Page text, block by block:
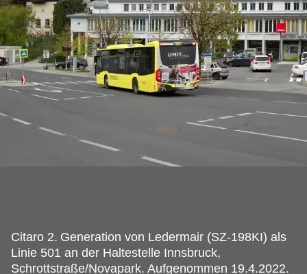
Citaro 2. Generation von Ledermair (SZ-198KI) als
Linie 501 an der Haltestelle Innsbruck,
Schrottstraße/Novapark. Aufgenommen 19.4.2022.